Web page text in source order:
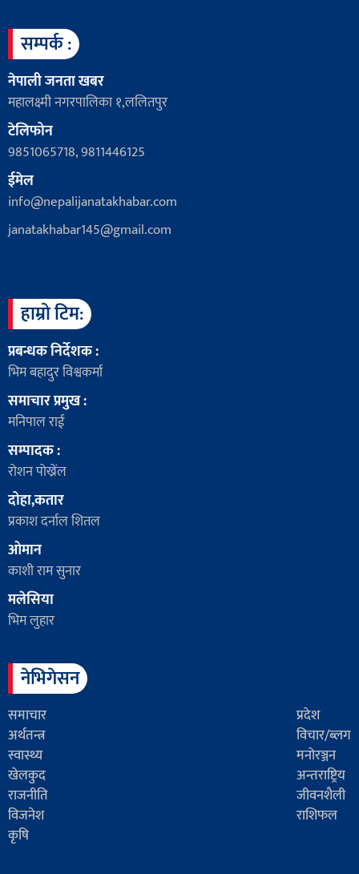
सम्पर्क :
नेपाली जनता खबर
महालक्ष्मी नगरपालिका १,ललितपुर
टेलिफोन
9851065718, 9811446125
ईमेल
info@nepalijanatakhabar.com
janatakhabar145@gmail.com
हाम्रो टिम:
प्रबन्धक निर्देशक :
भिम बहादुर विश्वकर्मा
समाचार प्रमुख :
मनिपाल राई
सम्पादक :
रोशन पोख्रेंल
दोहा,कतार
प्रकाश दर्नाल शितल
ओमान
काशी राम सुनार
मलेसिया
भिम लुहार
नेभिगेसन
समाचार
प्रदेश
अर्थतन्त्र
विचार/ब्लग
स्वास्थ्य
मनोरञ्जन
खेलकुद
अन्तराष्ट्रिय
राजनीति
जीवनशैली
विजनेश
राशिफल
कृषि